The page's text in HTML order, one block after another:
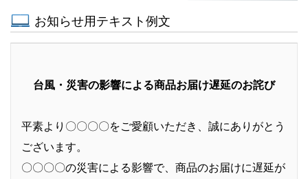
お知らせ用テキスト例文
台風・災害の影響による商品お届け遅延のお詫び
平素より〇〇〇〇をご愛顧いただき、誠にありがとう
ございます。
〇〇〇〇の災害による影響で、商品のお届けに遅延が